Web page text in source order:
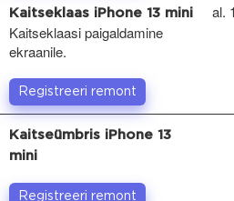
Kaitseklaas iPhone 13 mini
Kaitseklaasi paigaldamine
ekraanile.
al.
Registreeri remont
Kaitseümbris iPhone 13
mini
Registreeri remont